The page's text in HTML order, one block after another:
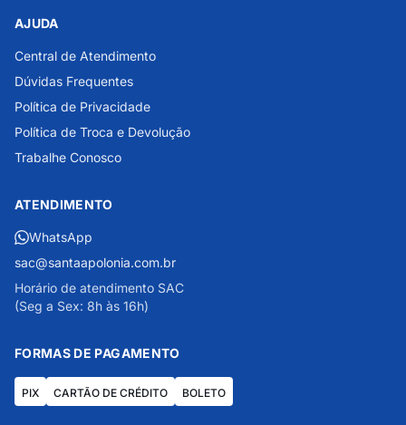
AJUDA
Central de Atendimento
Dúvidas Frequentes
Política de Privacidade
Política de Troca e Devolução
Trabalhe Conosco
ATENDIMENTO
WhatsApp
sac@santaapolonia.com.br
Horário de atendimento SAC
(Seg a Sex: 8h às 16h)
FORMAS DE PAGAMENTO
PIX CARTÃO DE CRÉDITO BOLETO